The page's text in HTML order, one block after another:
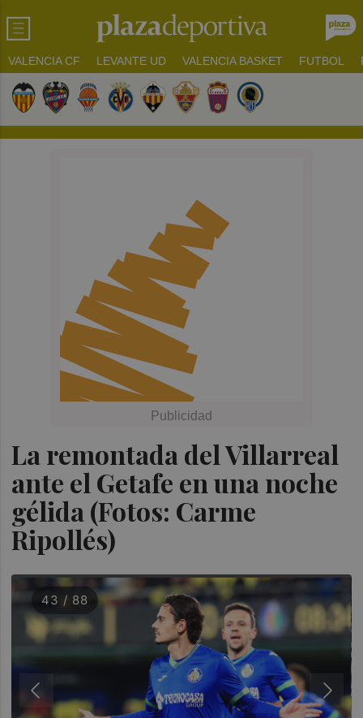
VALENCIA CF LEVANTE UD VALENCIA BASKET FUTBOL
La remontada del Villarreal
ante el Getafe en una noche
gélida (Fotos: Carme
Ripollés)
43 / 88